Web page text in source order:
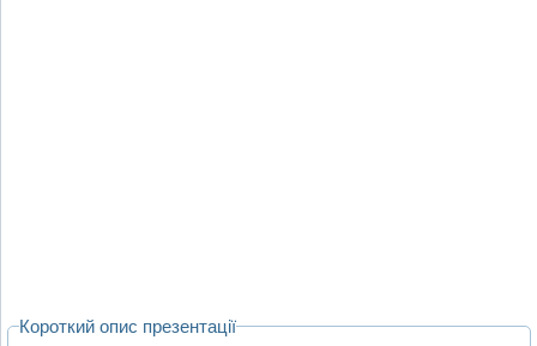
Короткий опис презентації